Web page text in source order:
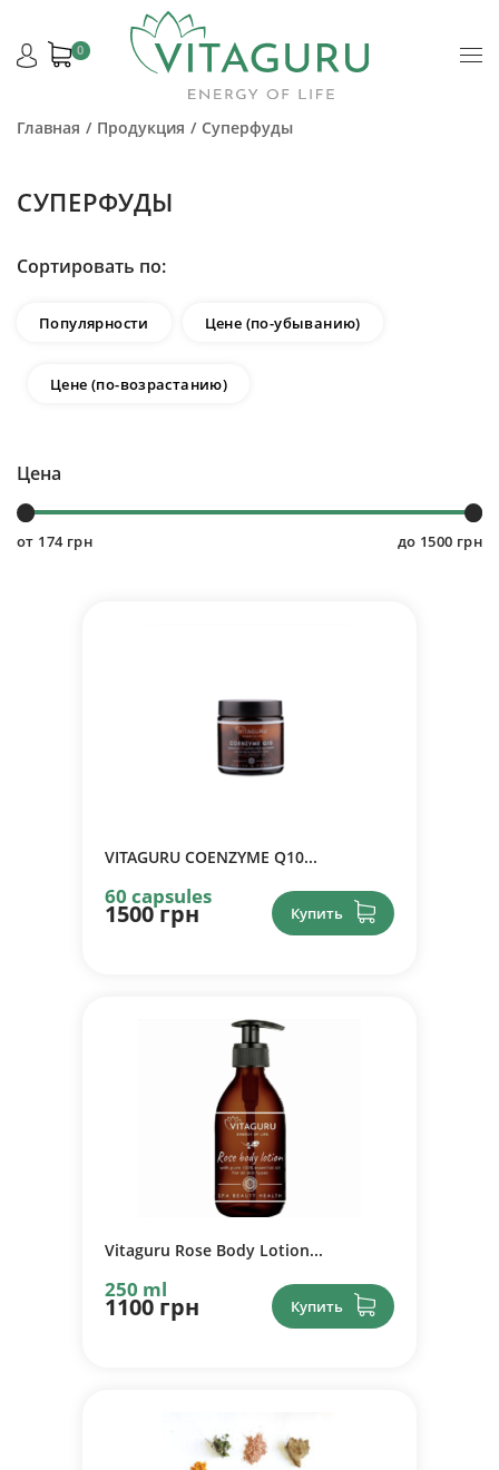
0
Главная Продукция Суперфуды
СУПЕРФУДЫ
Сортировать по:
Популярности Цене (по-убыванию)
Цене (по-возрастанию)
Цена
от 174грн до 1500 грн
VITAGURU COENZYME Q10...
60 capsules
1500 грн Купить
Vitaguru Rose Body Lotion...
250 ml
1100 грн Купить